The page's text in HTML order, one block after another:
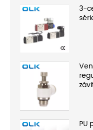
3-
PU